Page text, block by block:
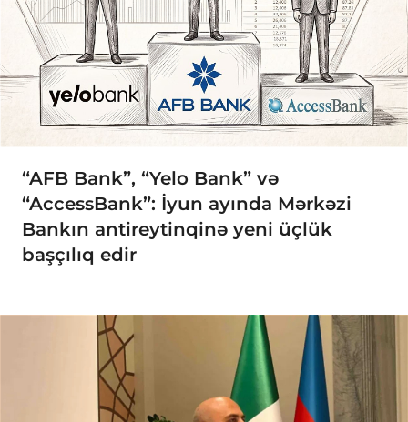
“AFB Bank”, “Yelo Bank” və
“AccessBank”: İyun ayında Mərkəzi
Bankın antireytinqinə yeni üçlük
başçılıq edir